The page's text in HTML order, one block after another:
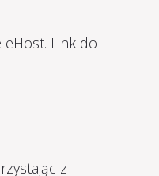
Link do
z